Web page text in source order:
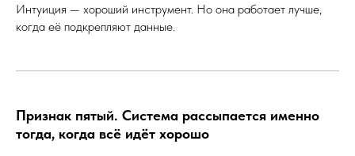
Интуиция — хороший инструмент. Но она работает лучше,
когда её подкрепляют данные.
Признак пятый. Система рассыпается именно
тогда, когда всё идёт хорошо